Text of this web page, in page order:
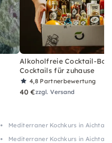
Alkoholfreie Cocktail-Box
Cocktails für zuhause
4,8 Partnerbewertung
40 €zzgl. Versand
Mediterraner Kochkurs in Aichtal
Mediterraner Kochkurs in Aichtal